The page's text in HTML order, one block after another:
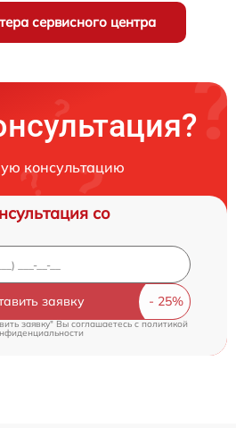
сервисного центра
консультацию
со
заявку
заявку" Вы соглашаетесь cполитикой